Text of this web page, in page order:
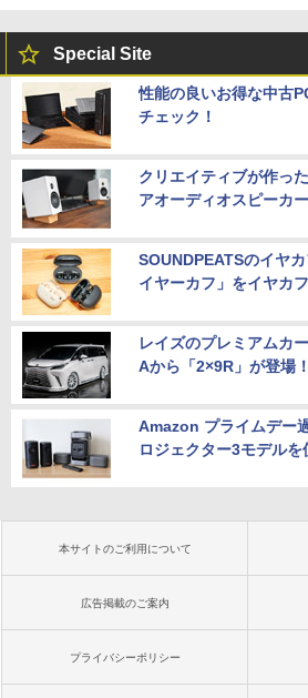
Special Site
性能の良いお得な中古
チェック！
クリエイティブが作っ
アオーディオスピーカ
SOUNDPEATSのイヤ
イヤーカフ」をイヤカ
レイズのプレミアムカ
Aから「2×9R」が登場！
Amazon プライムデー
ロジェクター3モデルを
本サイトのご利用について
広告掲載のご案内
プライバシーポリシー